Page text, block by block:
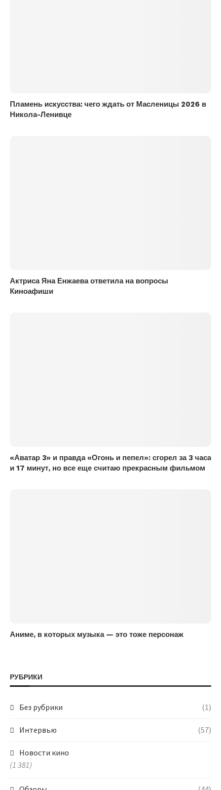
Пламень искусства: чего ждать от Масленицы 2026 в
Никола-Ленивце
Актриса Яна Енжаева ответила на вопросы
Киноафиши
«Аватар 3» и правда «Огонь и пепел»: сгорел за 3 часа
и 17 минут, но все еще считаю прекрасным фильмом
Аниме, в которых музыка — это тоже персонаж
РУБРИКИ
Без рубрики (1)
Интервью (57)
Новости кино
(1 381)